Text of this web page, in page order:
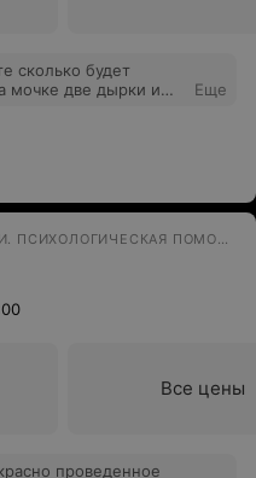
будет
мочке две дырки и
Еще
ЦЕНТР МАССАЖА И КОСМЕТОЛОГИИ. ПСИХОЛОГИЧЕСКАЯ ПОМОЩЬ
Все цены
проведенное